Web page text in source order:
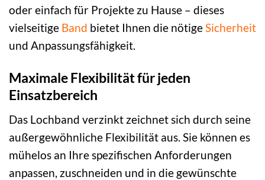
oder einfach für Projekte zu Hause – dieses
vielseitige Band bietet Ihnen die nötigeSicherheit
und Anpassungsfähigkeit.
Maximale Flexibilität für jeden
Einsatzbereich
Das Lochband verzinkt zeichnet sich durch seine
außergewöhnliche Flexibilität aus. Sie können es
mühelos an Ihre spezifischen Anforderungen
anpassen, zuschneiden und in die gewünschte